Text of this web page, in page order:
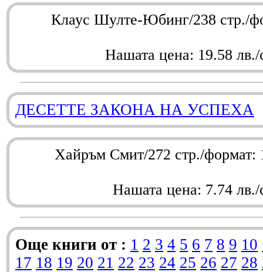
Клаус Шулте-Юбинг/238 стр./
Нашата цена: 19.58 лв./
ДЕСЕТТЕ ЗАКОНА НА УСПЕХА
Хайръм Смит/272 стр./
Нашата цена: 7.74 лв./
Още книги от : 1 2 3 4 5 6 7 8 9 10
17 18 19 20 21 22 23 24 25 26 27 28